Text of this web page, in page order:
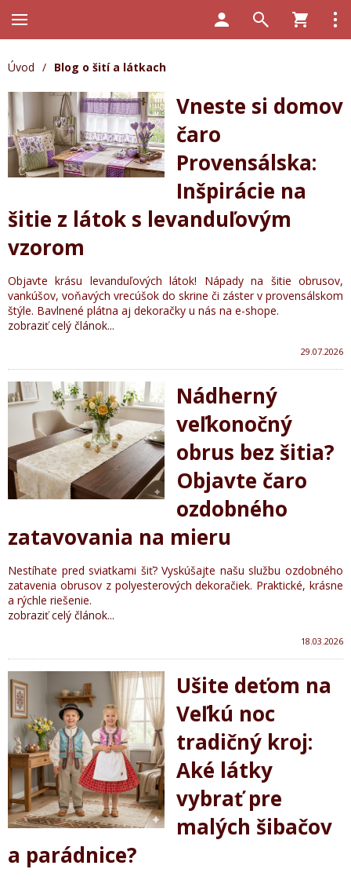
Úvod / Blog o šití a látkach
Vneste si domov
čaro
Provensálska:
Inšpirácie na
šitie z látok s levanduľovým
vzorom
Objavte krásu levanduľových látok! Nápady na šitie obrusov,
vankúšov, voňavých vrecúšok do skrine či záster v provensálskom
štýle. Bavlnené plátna aj dekoračky u nás na e-shope.
zobraziť celý článok...
29.07.2026
Nádherný
veľkonočný
obrus bez šitia?
Objavte čaro
ozdobného
zatavovania na mieru
Nestíhate pred sviatkami šiť? Vyskúšajte našu službu ozdobného
zatavenia obrusov z polyesterových dekoračiek. Praktické, krásne
a rýchle riešenie.
zobraziť celý článok...
18.03.2026
Ušite deťom na
Veľkú noc
tradičný kroj:
Aké látky
vybrať pre
malých šibačov
a parádnice?